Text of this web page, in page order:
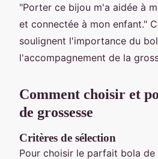
"Porter ce bijou m'a aidée à
et connectée à mon enfant."
soulignent l'importance du
l'accompagnement de la
Comment choisir et
de grossesse
Critères de sélection
Pour choisir le parfait bola de